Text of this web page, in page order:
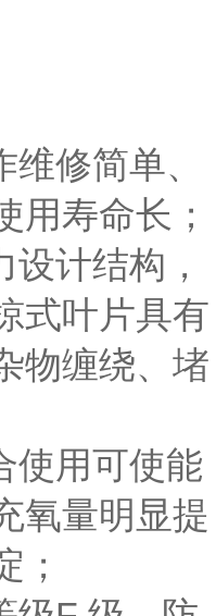
修简单、
用寿命长；
计结构，
式叶片具有
物缠绕、堵
使用可使能
氧量明显提
；